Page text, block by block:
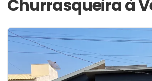
Churrasqueira à